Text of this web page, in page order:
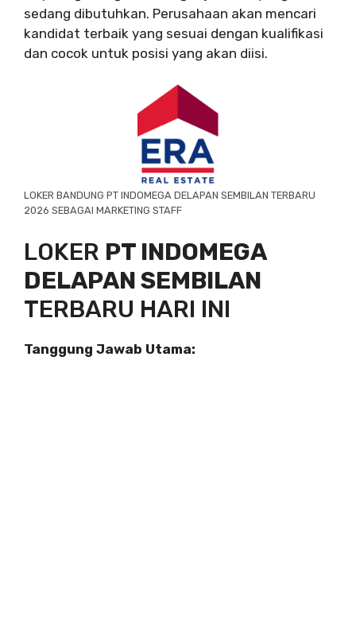
sedang dibutuhkan. Perusahaan akan mencari
kandidat terbaik yang sesuai dengan kualifikasi
dan cocok untuk posisi yang akan diisi.
LOKER BANDUNG PT INDOMEGA DELAPAN SEMBILAN TERBARU
2026 SEBAGAI MARKETING STAFF
LOKER PT INDOMEGA
DELAPAN SEMBILAN
TERBARU HARI INI
Tanggung Jawab Utama: